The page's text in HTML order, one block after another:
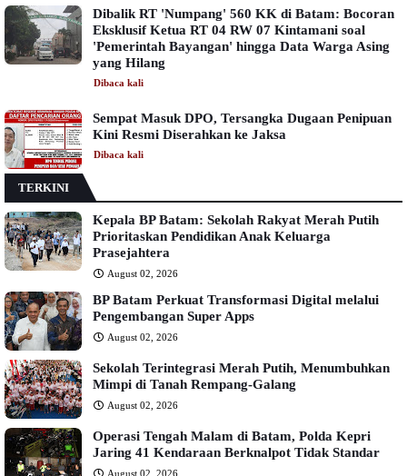
Dibalik RT 'Numpang' 560 KK di Batam: Bocoran
Eksklusif Ketua RT 04 RW 07 Kintamani soal
'Pemerintah Bayangan' hingga Data Warga Asing
yang Hilang
Dibaca kali
Sempat Masuk DPO, Tersangka Dugaan Penipuan
Kini Resmi Diserahkan ke Jaksa
Dibaca kali
TERKINI
Kepala BP Batam: Sekolah Rakyat Merah Putih
Prioritaskan Pendidikan Anak Keluarga
Prasejahtera
August 02, 2026
BP Batam Perkuat Transformasi Digital melalui
Pengembangan Super Apps
August 02, 2026
Sekolah Terintegrasi Merah Putih, Menumbuhkan
Mimpi di Tanah Rempang-Galang
August 02, 2026
Operasi Tengah Malam di Batam, Polda Kepri
Jaring 41 Kendaraan Berknalpot Tidak Standar
August 02, 2026